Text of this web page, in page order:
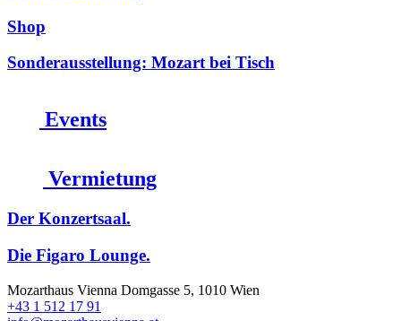
Shop
Sonderausstellung: Mozart bei Tisch
Events
Vermietung
Der Konzertsaal.
Die Figaro Lounge.
Mozarthaus Vienna Domgasse 5, 1010 Wien
+43 1 512 17 91